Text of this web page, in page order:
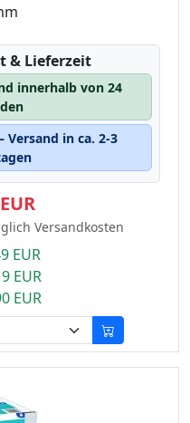
& Lieferzeit
innerhalb von 24
Versand in ca. 2-3
Versandkosten
EUR
EUR
EUR